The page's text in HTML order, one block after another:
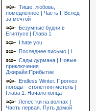
Тише, любовь,
помедленнее | Часть I. Вслед
за мечтой
Безумные будни в
Египтусе | Глава 1
I hate you
Последнее письмо | I
Сады дурмана | Новые
приключения
Джирайи:Прибытие
Endless Winter. Прогноз
погоды - столетняя метель |
Глава 1. Начало конца
Лепестки на волнах |
Часть первая. Путь домой